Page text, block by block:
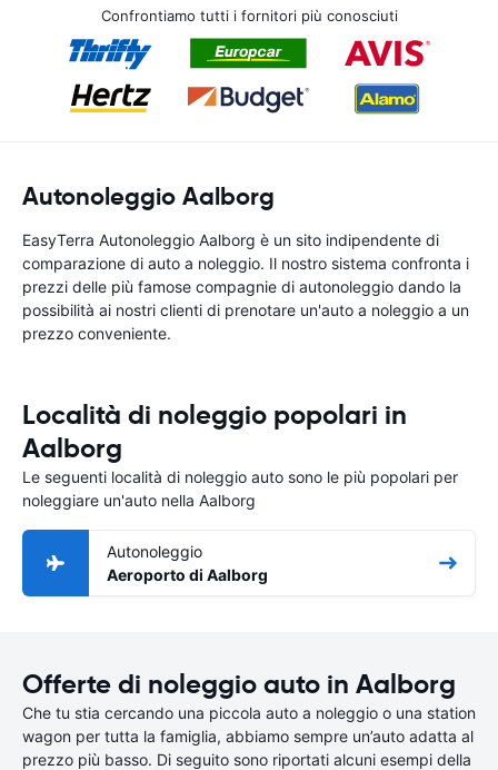
Confrontiamo tutti i fornitori più conosciuti
Autonoleggio Aalborg
EasyTerra Autonoleggio Aalborg è un sito indipendente di
comparazione di auto a noleggio. Il nostro sistema confronta i
prezzi delle più famose compagnie di autonoleggio dando la
possibilità ai nostri clienti di prenotare un'auto a noleggio a un
prezzo conveniente.
Località di noleggio popolari in
Aalborg
Le seguenti località di noleggio auto sono le più popolari per
noleggiare un'auto nella Aalborg
Autonoleggio
Aeroporto di Aalborg
Offerte di noleggio auto in Aalborg
Che tu stia cercando una piccola auto a noleggio o una station
wagon per tutta la famiglia, abbiamo sempre un’auto adatta al
prezzo più basso. Di seguito sono riportati alcuni esempi della